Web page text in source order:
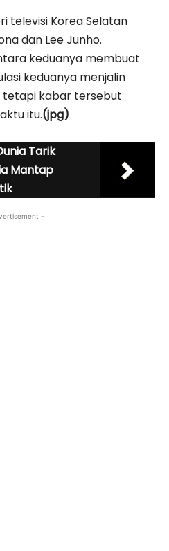
televisi Korea Selatan
dan Lee Junho.
keduanya membuat
keduanya menjalin
tetapi kabar tersebut
itu.(jpg)
Tarik
Mantap
-